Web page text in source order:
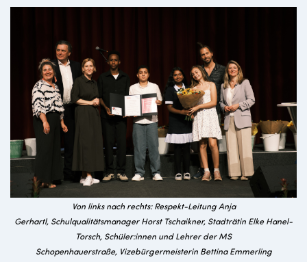
Von links nach rechts: Respekt-Leitung Anja
Gerhartl, Schulqualitätsmanager Horst Tschaikner, Stadträtin Elke Hanel-
Torsch, Schüler:innen und Lehrer der MS
Schopenhauerstraße, Vizebürgermeisterin Bettina Emmerling